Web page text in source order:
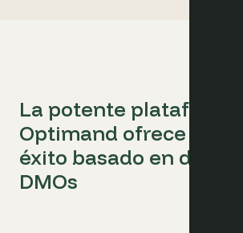
La potente plataforma
Optimand ofrece
éxito basado en datos
DMOs